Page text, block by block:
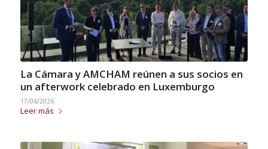
La Cámara y AMCHAM reúnen a sus socios en
un afterwork celebrado en Luxemburgo
17/06/2026
Leer más